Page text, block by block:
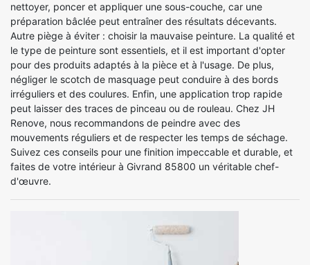
nettoyer, poncer et appliquer une sous-couche, car une
préparation bâclée peut entraîner des résultats décevants.
Autre piège à éviter : choisir la mauvaise peinture. La qualité et
le type de peinture sont essentiels, et il est important d'opter
pour des produits adaptés à la pièce et à l'usage. De plus,
négliger le scotch de masquage peut conduire à des bords
irréguliers et des coulures. Enfin, une application trop rapide
peut laisser des traces de pinceau ou de rouleau. Chez JH
Renove, nous recommandons de peindre avec des
mouvements réguliers et de respecter les temps de séchage.
Suivez ces conseils pour une finition impeccable et durable, et
faites de votre intérieur à Givrand 85800 un véritable chef-
d'œuvre.